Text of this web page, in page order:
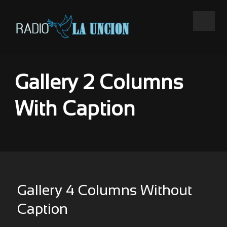
Gallery 2 Columns
With Caption
Gallery 4 Columns Without
Caption